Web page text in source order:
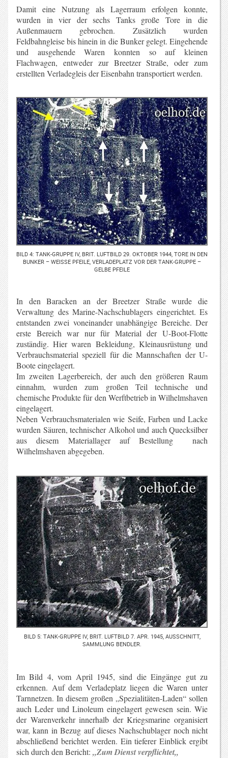
Damit eine Nutzung als Lagerraum erfolgen konnte,
wurden in vier der sechs Tanks große Tore in die
Außenmauern gebrochen. Zusätzlich wurden
Feldbahngleise bis hinein in die Bunker gelegt. Eingehende
und ausgehende Waren konnten so auf kleinen
Flachwagen, entweder zur Breetzer Straße, oder zum
erstellten Verladegleis der Eisenbahn transportiert werden.
BILD 4: TANK-GRUPPE IV, BRIT. LUFTBILD 29. OKTOBER 1944, TORE IN DEN
BUNKER – WEISSE PFEILE, VERLADEPLATZ VOR DER TANK-GRUPPE – G
ELBE PFEILE
In den Baracken an der Breetzer Straße wurde die
Verwaltung des Marine-Nachschublagers eingerichtet. Es
entstanden zwei voneinander unabhängige Bereiche. Der
erste Bereich war nur für Material der U-Boot-Flotte
zuständig. Hier waren Bekleidung, Kleinausrüstung und
Verbrauchsmaterial speziell für die Mannschaften der U-
Boote eingelagert.
Im zweiten Lagerbereich, der auch den größeren Raum
einnahm, wurden zum großen Teil technische und
chemische Produkte für den Werftbetrieb in Wilhelmshaven
eingelagert.
Neben Verbrauchsmaterialen wie Seife, Farben und Lacke
wurden Säuren, technischer Alkohol und auch Quecksilber
aus diesem Materiallager auf Bestellung nach
Wilhelmshaven abgegeben.
BILD 5: TANK-GRUPPE IV, BRIT. LUFTBILD 7. APR. 1945, AUSSCHNITT,
SAMMLUNG BENDLER.
Im Bild 4, vom April 1945, sind die Eingänge gut zu
erkennen. Auf dem Verladeplatz liegen die Waren unter
Tarnnetzen. In diesem großen „Spezialitäten-Laden“ sollen
auch Leder und Linoleum eingelagert gewesen sein. Wie
der Warenverkehr innerhalb der Kriegsmarine organisiert
war, kann in Bezug auf dieses Nachschublager noch nicht
abschließend berichtet werden. Ein tieferer Einblick ergibt
sich durch den Bericht: „Zum Dienst verpflichtet„